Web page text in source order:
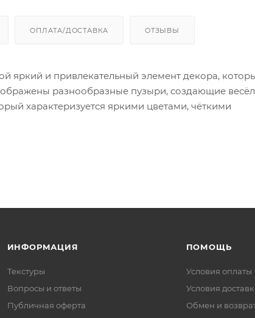
ОПЛАТА/ДОСТАВКА ОТЗЫВЫ
яркий и привлекательный элемент декора,
разнообразные пузыри, создающие
характеризуется яркими цветами, чёткими
ИНФОРМАЦИЯ
Текстуры
Вопросы и ответы
Публичная оферта
ПОМОЩЬ
Условия оплаты
Условия
Обмен и